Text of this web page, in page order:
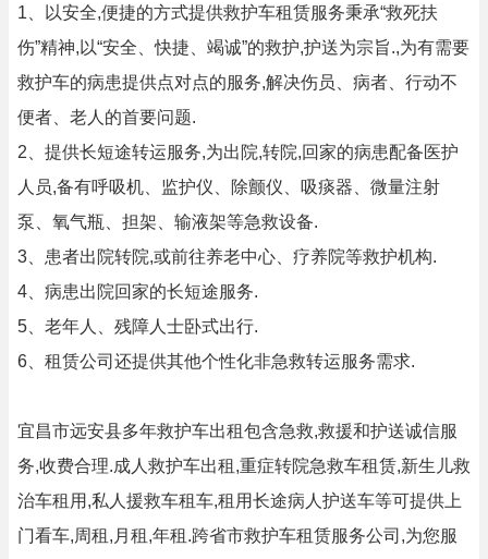
1、以安全,便捷的方式提供救护车租赁服务秉承“救死扶
伤”精神,以“安全、快捷、竭诚”的救护,护送为宗旨.,为有需要
救护车的病患提供点对点的服务,解决伤员、病者、行动不
便者、老人的首要问题.
2、提供长短途转运服务,为出院,转院,回家的病患配备医护
人员,备有呼吸机、监护仪、除颤仪、吸痰器、微量注射
泵、氧气瓶、担架、输液架等急救设备.
3、患者出院转院,或前往养老中心、疗养院等救护机构.
4、病患出院回家的长短途服务.
5、老年人、残障人士卧式出行.
6、租赁公司还提供其他个性化非急救转运服务需求.
宜昌市远安县多年救护车出租包含急救,救援和护送诚信服
务,收费合理.成人救护车出租,重症转院急救车租赁,新生儿救
治车租用,私人援救车租车,租用长途病人护送车等可提供上
门看车,周租,月租,年租.跨省市救护车租赁服务公司,为您服